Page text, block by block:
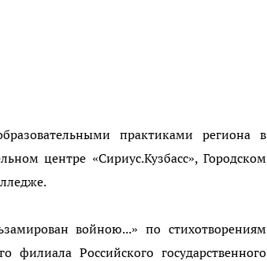
практиками региона в
центре «Сириус.Кузбасс», Городском
войною...» по стихотворениям
филиала Российского государственного